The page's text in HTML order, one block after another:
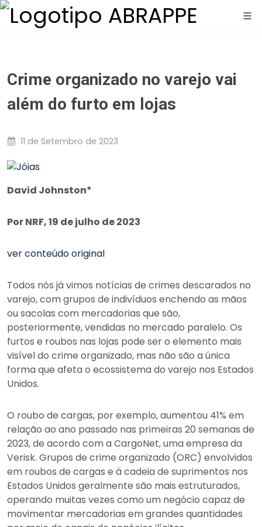
Crime organizado no varejo vai
além do furto em lojas
11 de Setembro de 2023
David Johnston*
Por NRF, 19 de julho de 2023
ver conteúdo original
Todos nós já vimos notícias de crimes descarados no
varejo, com grupos de indivíduos enchendo as mãos
ou sacolas com mercadorias que são,
posteriormente, vendidas no mercado paralelo. Os
furtos e roubos nas lojas pode ser o elemento mais
visível do crime organizado, mas não são a única
forma que afeta o ecossistema do varejo nos Estados
Unidos.
O roubo de cargas, por exemplo, aumentou 41% em
relação ao ano passado nas primeiras 20 semanas de
2023, de acordo com a CargoNet, uma empresa da
Verisk. Grupos de crime organizado (ORC) envolvidos
em roubos de cargas e à cadeia de suprimentos nos
Estados Unidos geralmente são mais estruturados,
operando muitas vezes como um negócio capaz de
movimentar mercadorias em grandes quantidades